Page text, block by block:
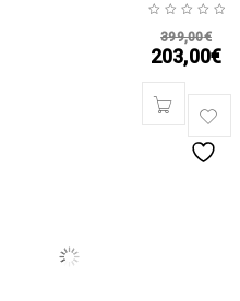
399,00€
203,00€